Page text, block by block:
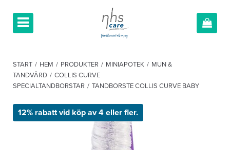
START / HEM / PRODUKTER / MINIAPOTEK / MUN &
TANDVÅRD / COLLIS CURVE
SPECIALTANDBORSTAR / TANDBORSTE COLLIS CURVE BABY
12% rabatt vid köp av 4 eller fler.